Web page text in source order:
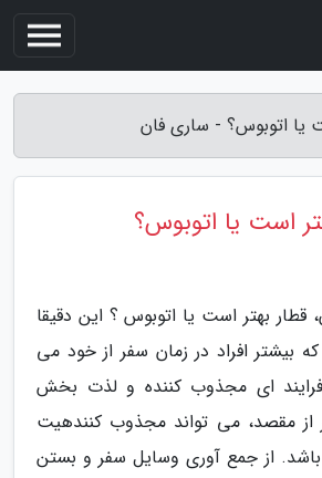
یا اتوبوس؟ - ساری فان
است یا اتوبوس؟
قطار بهتر است یا اتوبوس ؟ این دقیقا
بیشتر افراد در زمان سفر از خود می
ای مجذوب کننده و لذت بخش
مقصد، می تواند مجذوب کنندهیت
از جمع آوری وسایل سفر و بستن